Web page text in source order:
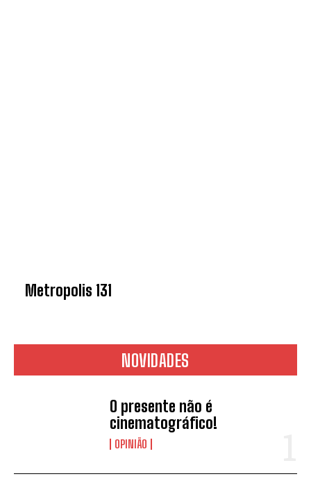
privacidade.
Vais receber informação sobre futuros
Metropolis 131
NOVIDADES
O presente não é
cinematográfico!
OPINIÃO